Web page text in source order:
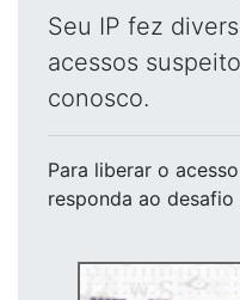
Seu IP fez
acessos
conosco.
Para liberar o acesso
responda ao desafio